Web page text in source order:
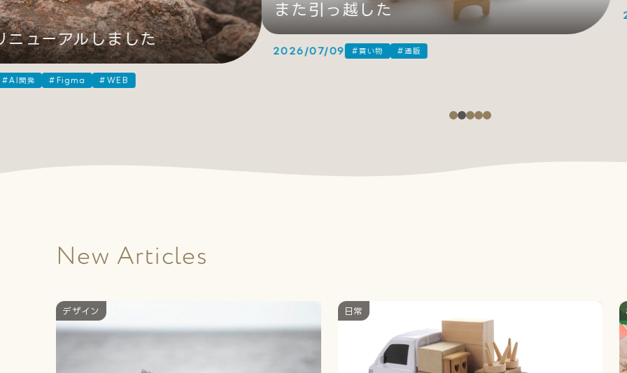
ューアルしました
開発 #Figma #WEB
また引っ越した
2026/07/09 #買い物 #通販
New Articles
デザイン 日常